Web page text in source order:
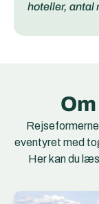
hoteller, antal
eventyret med
Her kan du